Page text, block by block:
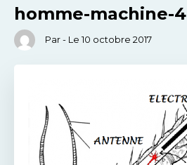
homme-machine-4
Par - Le 10 octobre 2017